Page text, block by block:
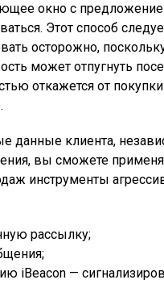
окно с
Этот способ
осторожно,
может отпугнуть
откажется от
данные клиента,
вы сможете
инструменты
рассылку;
iBeacon —